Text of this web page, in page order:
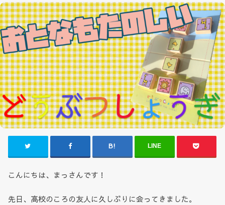
LINE
こんにちは、まっさんです！
先日、高校のころの友人に久しぶりに会ってきました。